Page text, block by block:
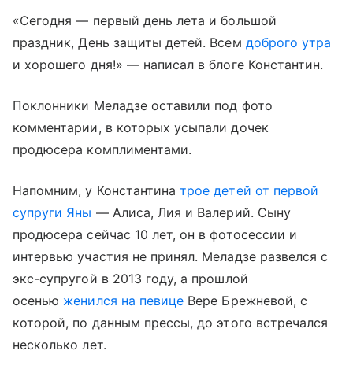
«Сегодня — первый день лета и большой
праздник, День защиты детей. Всем доброго утра
и хорошего дня!» — написал в блоге Константин.
Поклонники Меладзе оставили под фото
комментарии, в которых усыпали дочек
продюсера комплиментами.
Напомним, у Константинатрое детей от первой
супруги Яны — Алиса, Лия и Валерий. Сыну
продюсера сейчас 10 лет, он в фотосессии и
интервью участия не принял. Меладзе развелся с
экс-супругой в 2013 году, а прошлой
осенью женился на певице Вере Брежневой, с
которой, по данным прессы, до этого встречался
несколько лет.